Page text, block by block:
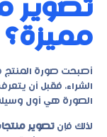
تصوير
مميزة؟
أصبحت صورة المنتج
الشراء. فقبل أن
الصورة هي أول وسيلة
لذلك فإن تصوير